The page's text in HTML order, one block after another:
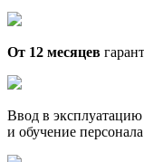
От 12 месяцев
Ввод в эксплуатацию
и обучение персонала